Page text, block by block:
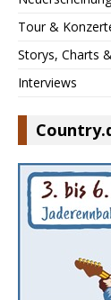
Tour &
Storys, Charts
Interviews